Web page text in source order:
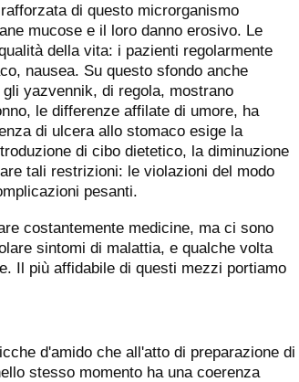
di questo microrganismo
mucose e il loro danno erosivo. Le
della vita: i pazienti regolarmente
nausea. Su questo sfondo anche
yazvennik, di regola, mostrano
le differenze affilate di umore, ha
di ulcera allo stomaco esige la
di cibo dietetico, la diminuzione
tali restrizioni: le violazioni del modo
pesanti.
costantemente medicine, ma ci sono
sintomi di malattia, e qualche volta
Il più affidabile di questi mezzi portiamo
d'amido che all'atto di preparazione di
stesso momento ha una coerenza